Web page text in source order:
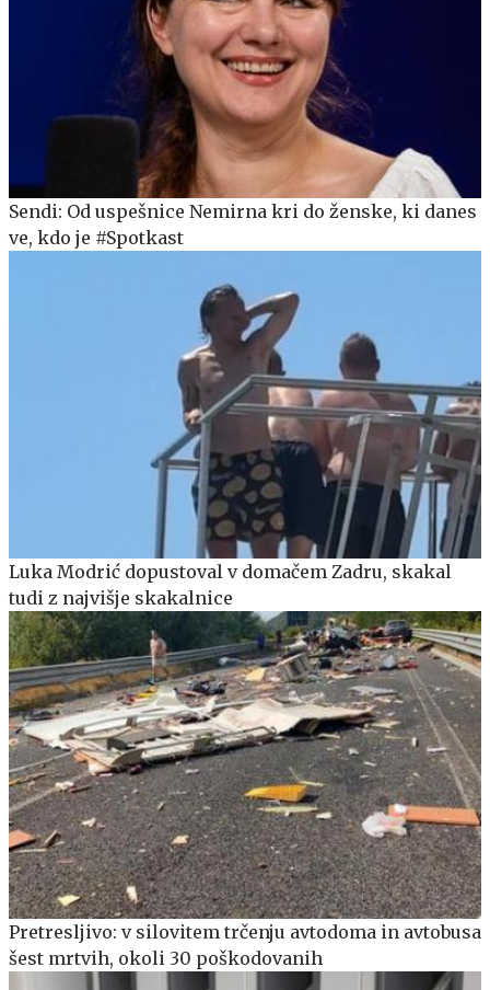
Sendi: Od uspešnice Nemirna kri do ženske, ki danes
ve, kdo je #Spotkast
Luka Modrić dopustoval v domačem Zadru, skakal
tudi z najvišje skakalnice
Pretresljivo: v silovitem trčenju avtodoma in avtobusa
šest mrtvih, okoli 30 poškodovanih